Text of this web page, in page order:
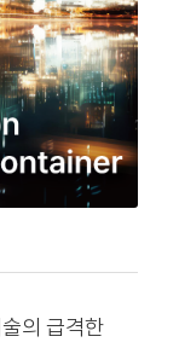
의 급격한